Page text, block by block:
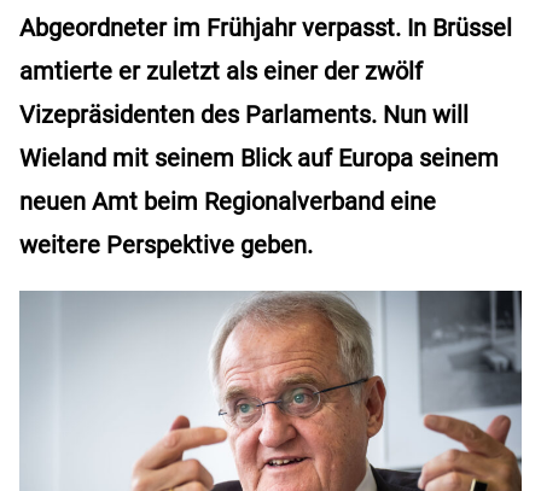
Abgeordneter im Frühjahr verpasst. In Brüssel
amtierte er zuletzt als einer der zwölf
Vizepräsidenten des Parlaments. Nun will
Wieland mit seinem Blick auf Europa seinem
neuen Amt beim Regionalverband eine
weitere Perspektive geben.